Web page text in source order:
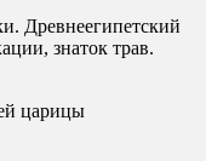
Древнеегипетский
знаток трав.
царицы